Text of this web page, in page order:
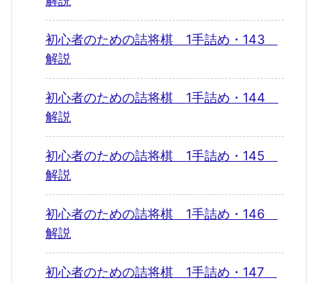
初心者のための詰将棋 1手詰め・143
解説
初心者のための詰将棋 1手詰め・144
解説
初心者のための詰将棋 1手詰め・145
解説
初心者のための詰将棋 1手詰め・146
解説
初心者のための詰将棋 1手詰め・147